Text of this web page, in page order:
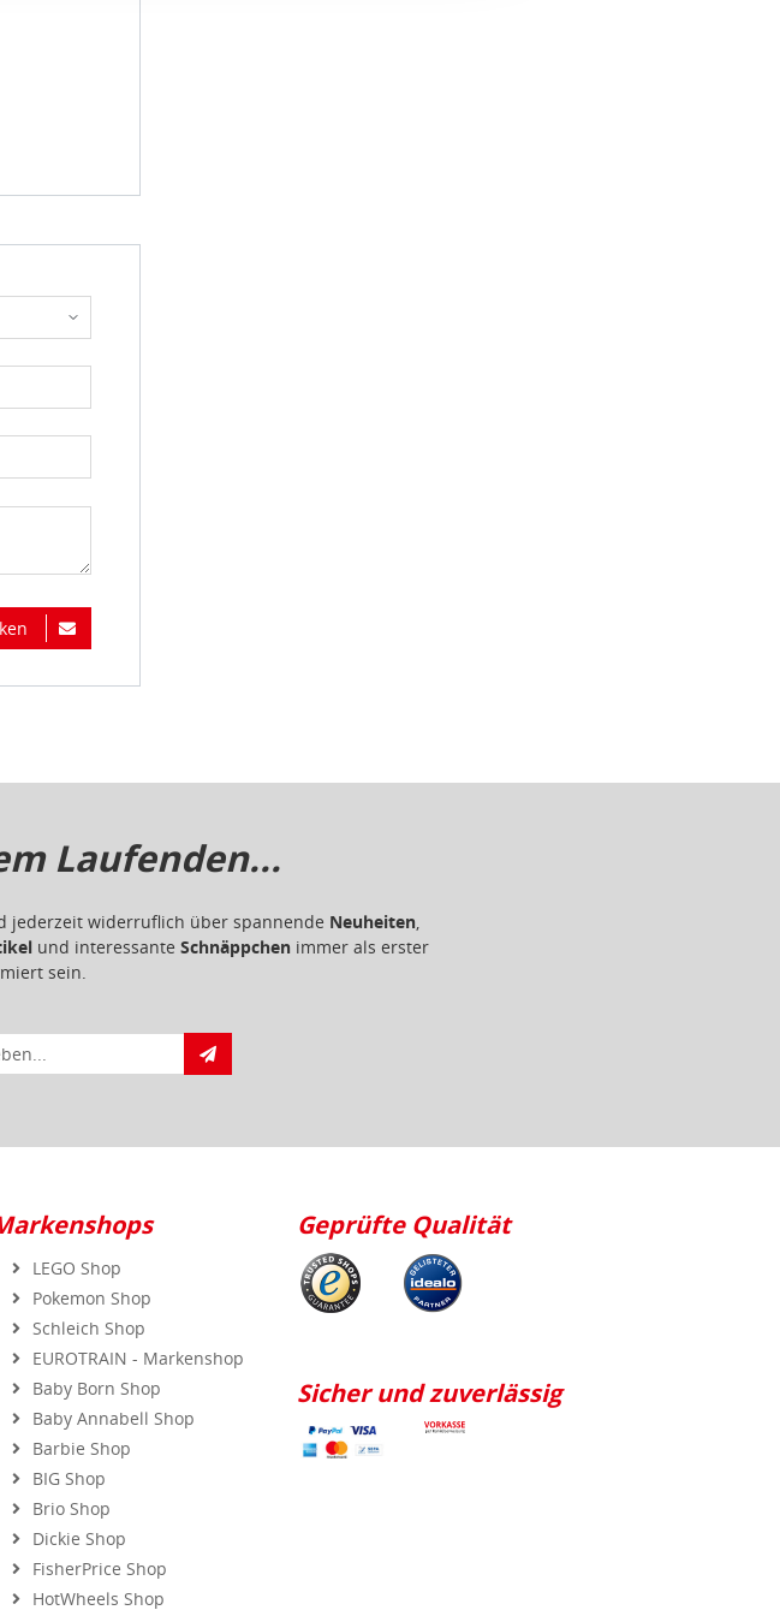
anpassen und damit widerrufen.
Laufenden...
jederzeit widerruflich über spannende Neuheiten,
und interessante Schnäppchen immer als erster
sein.
LEGO Shop
Pokemon Shop
Schleich Shop
EUROTRAIN - Markenshop
Baby Born Shop
Baby Annabell Shop
Barbie Shop
BIG Shop
Brio Shop
Dickie Shop
FisherPrice Shop
HotWheels Shop
Geprüfte Qualität
Sicher und zuverlässig